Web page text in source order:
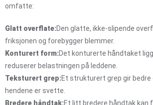
omfatte:
Glatt overflate:Den glatte, ikke-slipende
friksjonen og forebygger blemmer.
Konturert form:Det konturerte håndtaket
reduserer belastningen på leddene.
Teksturert grep:Et strukturert grep gir bedre
hendene er svette.
Bredere håndtak:Et litt bredere håndtak kan